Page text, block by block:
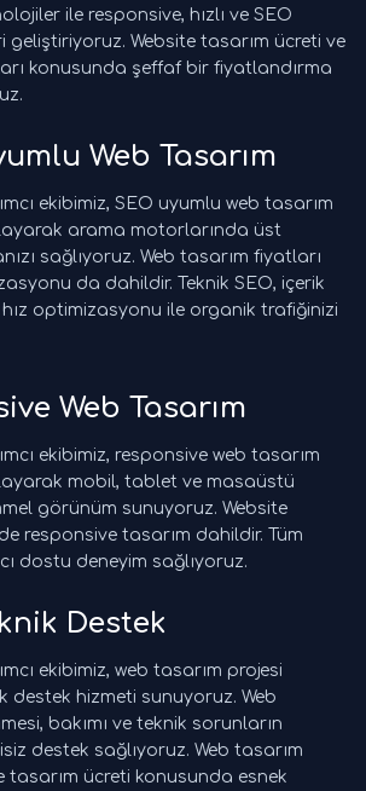
ile responsive, hızlı ve SEO
geliştiriyoruz. Website tasarım ücreti ve
konusunda şeffaf bir fiyatlandırma
Web Tasarım
ekibimiz, SEO uyumlu web tasarım
arama motorlarında üst
sağlıyoruz. Web tasarım fiyatları
da dahildir. Teknik SEO, içerik
optimizasyonu ile organik trafiğinizi
Web Tasarım
ekibimiz, responsive web tasarım
mobil, tablet ve masaüstü
görünüm sunuyoruz. Website
responsive tasarım dahildir. Tüm
dostu deneyim sağlıyoruz.
Destek
ekibimiz, web tasarım projesi
destek hizmeti sunuyoruz. Web
bakımı ve teknik sorunların
destek sağlıyoruz. Web tasarım
tasarım ücreti konusunda esnek